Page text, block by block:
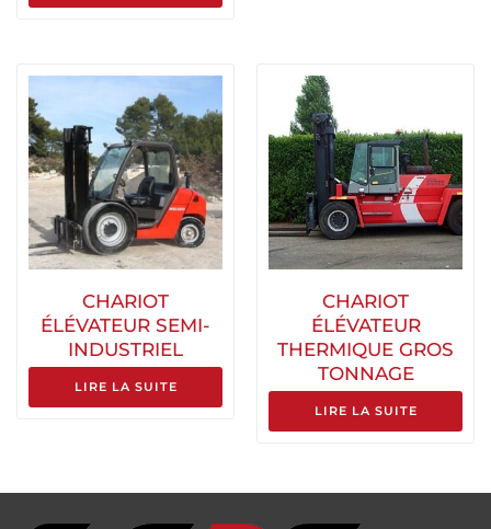
CHARIOT
ÉLÉVATEUR SEMI-
INDUSTRIEL
LIRE LA SUITE
CHARIOT
ÉLÉVATEUR
THERMIQUE GROS
TONNAGE
LIRE LA SUITE